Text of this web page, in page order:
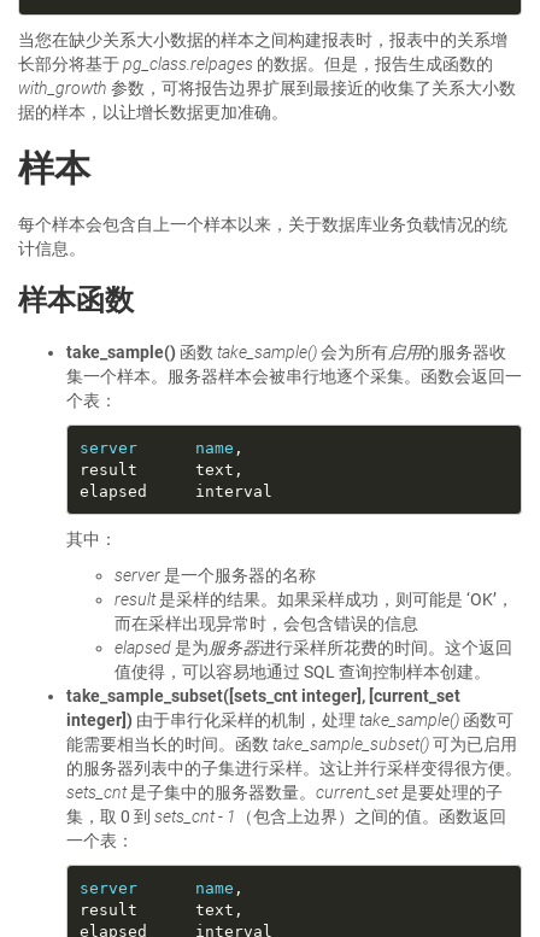
当您在缺少关系大小数据的样本之间构建报表时，报表中的关系增
长部分将基于pg_class.relpages 的数据。但是，报告生成函数的
with_growth 参数，可将报告边界扩展到最接近的收集了关系大小数
据的样本，以让增长数据更加准确。
样本
每个样本会包含自上一个样本以来，关于数据库业务负载情况的统
计信息。
样本函数
take_sample() 函数 take_sample()会为所有启用的服务器收
集一个样本。服务器样本会被串行地逐个采集。函数会返回一
个表：
server name
其中：
server是一个服务器的名称
result是采样的结果。如果采样成功，则可能是 ‘OK’，
而在采样出现异常时，会包含错误的信息
elapsed是为服务器进行采样所花费的时间。这个返回
值使得，可以容易地通过 SQL 查询控制样本创建。
take_sample_subset([sets_cnt integer], [current_set
integer]) 由于串行化采样的机制，处理 take_sample() 函数可
能需要相当长的时间。函数 take_sample_subset()可为已启用
的服务器列表中的子集进行采样。这让并行采样变得很方便。
sets_cnt是子集中的服务器数量。 current_set是要处理的子
集，取 0 到 sets_cnt - 1
（包含上边界）之间的值。函数返回
一个表：
server name